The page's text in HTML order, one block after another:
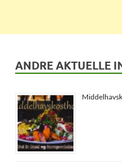
ANDRE AKTUELLE